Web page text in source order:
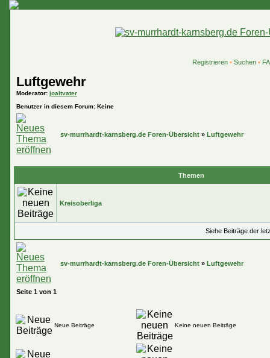
Registrieren• Suchen•
Luftgewehr
Moderator: joaltvater
Benutzer in diesem Forum: Keine
sv-murrhardt-karnsberg.de Foren-Übersicht » Luftgewehr
Themen
Kreisoberliga
Siehe Beiträge der
sv-murrhardt-karnsberg.de Foren-Übersicht » Luftgewehr
Seite 1 von 1
Neue Beiträge Keine neuen Beiträge